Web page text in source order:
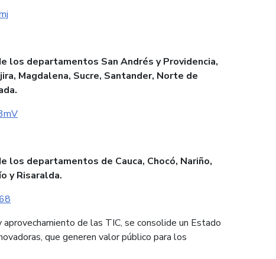
los departamentos San Andrés y Providencia,
Magdalena, Sucre, Santander, Norte de
los departamentos de Cauca, Chocó, Nariño,
y Risaralda.
de las TIC, se consolide un Estado
que generen valor público para los